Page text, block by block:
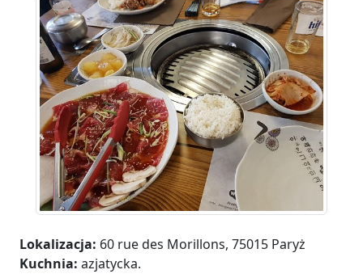
Lokalizacja: 60 rue des Morillons, 75015 Paryż
Kuchnia: azjatycka.